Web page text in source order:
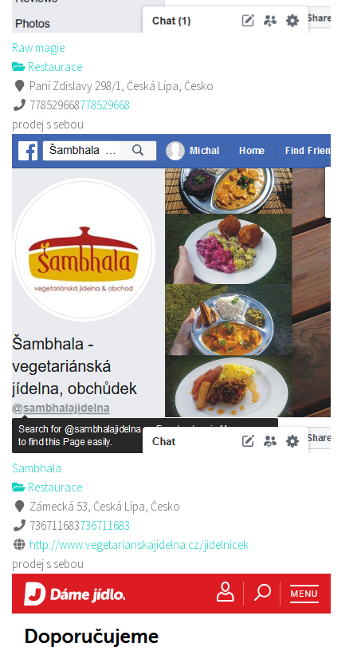
Raw magie
Restaurace
Paní Zdislavy 298/1, Česká Lípa, Česko
778529668778529668
prodej s sebou
Šambhala
Restaurace
Zámecká 53, Česká Lípa, Česko
736711683736711683
http://www.vegetarianskajidelna.cz/jidelnicek
prodej s sebou